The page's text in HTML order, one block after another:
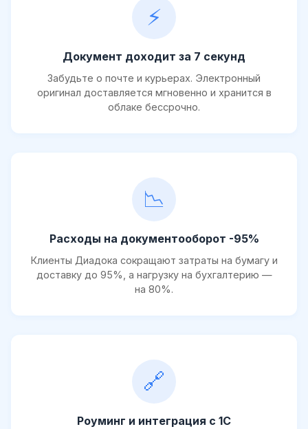
⚡
Документ доходит за 7 секунд
Забудьте о почте и курьерах. Электронный
оригинал доставляется мгновенно и хранится в
облаке бессрочно.
📉
Расходы на документооборот -95%
Клиенты Диадока сокращают затраты на бумагу и
доставку до 95%, а нагрузку на бухгалтерию —
на 80%.
🔗
Роуминг и интеграция с 1С